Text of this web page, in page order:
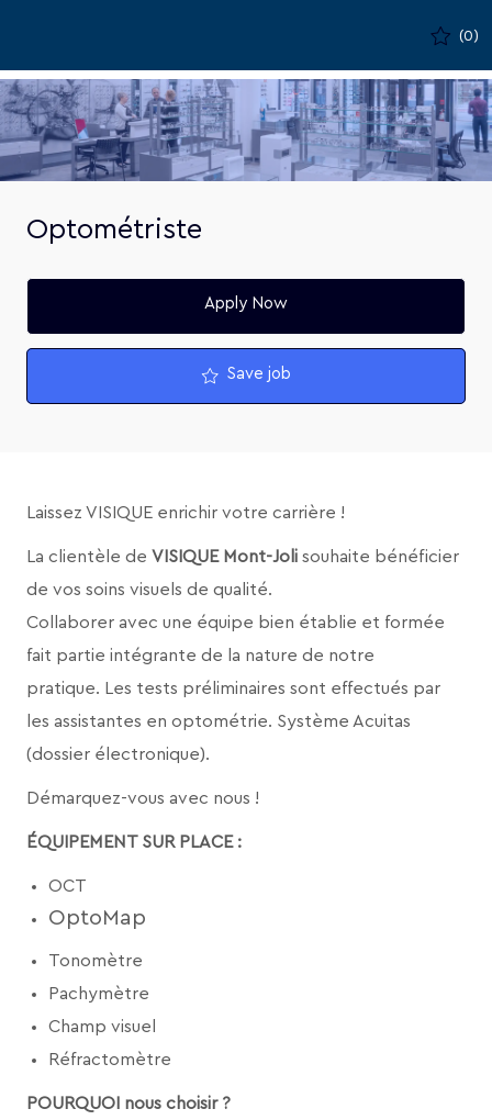
(0)
-
Optométriste
Apply Now
Save job
Laissez VISIQUE enrichir votre carrière !
La clientèle de VISIQUE Mont-Joli souhaite bénéficier
de vos soins visuels de qualité.
Collaborer avec une équipe bien établie et formée
fait partie intégrante de la nature de notre
pratique. Les tests préliminaires sont effectués par
les assistantes en optométrie. Système Acuitas
(dossier électronique).
Démarquez-vous avec nous !
ÉQUIPEMENT SUR PLACE :
OCT
OptoMap
Tonomètre
Pachymètre
Champ visuel
Réfractomètre
POURQUOI nous choisir ?